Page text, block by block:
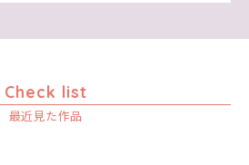
Check list
最近見た作品